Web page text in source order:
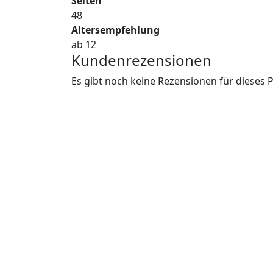
48
Altersempfehlung
ab 12
Kundenrezensionen
Es gibt noch keine Rezensionen für dieses